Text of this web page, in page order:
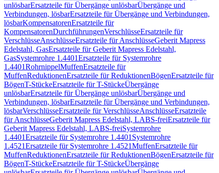
unlösbarErsatzteile für Übergänge unlösbarÜbergänge und
Verbindungen, lösbarErsatzteile für Übergänge und Verbindungen,
lösbarKompensatorenErsatzteile für
KompensatorenDurchführungenVerschlüsseErsatzteile für
VerschlüsseAnschlüsseErsatzteile für AnschlüsseGeberit Mapress
Edelstahl, GasErsatzteile für Geberit Mapress Edelstahl,
GasSystemrohre 1.4401Ersatzteile für Systemrohre
1.4401RohrnippelMuffenErsatzteile für
MuffenReduktionenErsatzteile für ReduktionenBögenErsatzteile für
BögenT-StückeErsatzteile für T-StückeÜbergänge
unlösbarErsatzteile für Übergänge unlösbarÜbergänge und
Verbindungen, lösbarErsatzteile für Übergänge und Verbindungen,
lösbarVerschlüsseErsatzteile für VerschlüsseAnschlüsseErsatzteile
für AnschlüsseGeberit Mapress Edelstahl, LABS-freiErsatzteile für
Geberit Mapress Edelstahl, LABS-freiSystemrohre
1.4401Ersatzteile für Systemrohre 1.4401 Systemrohre
1.4521Ersatzteile für Systemrohre 1.4521MuffenErsatzteile für
MuffenReduktionenErsatzteile für ReduktionenBögenErsatzteile für
BögenT-StückeErsatzteile für T-StückeÜbergänge